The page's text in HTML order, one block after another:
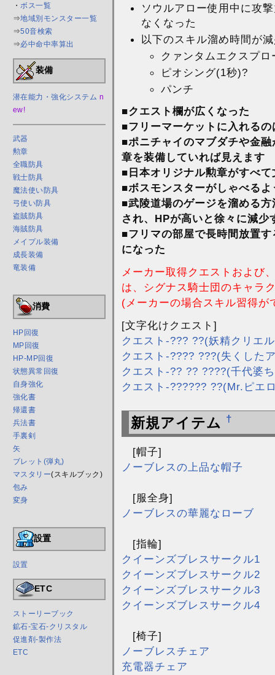
・ ボス一覧
⇒地域別モンスター一覧
⇒50音検索
⇒必中命中率算出
装備
潜在能力・強化システム n
ew!
武器
勲章
全職防具
戦士防具
魔法使い防具
弓使い防具
盗賊防具
海賊防具
メイプル装備
成長装備
竜装備
消費
HP回復
MP回復
HP-MP回復
状態異常回復
自身強化
強化書
帰還書
兵法書
手裏剣
矢
ブレット(弾丸)
マスタリー(スキルブック)
包み
変身
設置
設置
ETC
ストーリーブック
鉱石-宝石-クリスタル
促進剤-製作法
ETC
ソウルアロー使用中に攻
なくなった
以下のスキル溜め時間が
クァンタムエクスプロ
ピオシング(1秒)?
パンチ
■クエスト欄が広くなった
■フリーマーケットに入れる
■ポニチャイのマブダチや金
章を装備していれば見えます
■日本オリジナル勲章がすべて
■ボスモンスターがしゃべるよ
■武陵道場のゲージを溜める
され、HPが高いと徐々に減少
■フリマの部屋で長時間放置
になった
メーカー取得クエストおよび
は、シグナス騎士団のキャラ
(メーカーの場合スキル習得
[文字化けクエスト]
クエスト-??? ??(妖精クリエ
クエスト-???? ???(失くした
クエスト-?? ?? ????(千代婆
クエスト-?????? ??(Mr.ピエ
新規アイテム †
[帽子]
ノーブレスの上品な帽子
[服全身]
ノーブレスの華麗なローブ
[指輪]
クイーンズブレスサークル1
クイーンズブレスサークル2
クイーンズブレスサークル3
クイーンズブレスサークル4
[椅子]
ノーブレスチェア
充電器チェア